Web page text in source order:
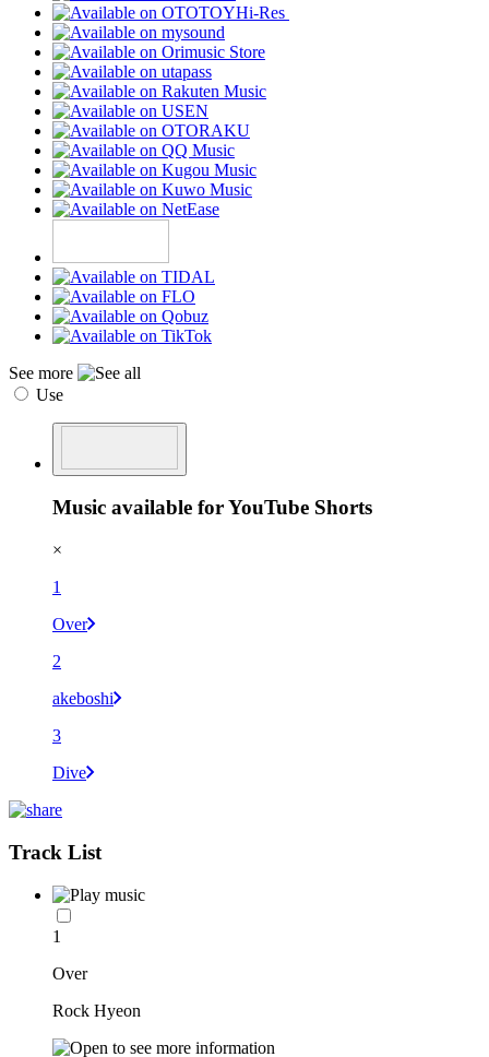
Hi-Res
See more
Use
Music available for YouTube Shorts
×
1
Over
2
akeboshi
3
Dive
Track List
1
Over
Rock Hyeon